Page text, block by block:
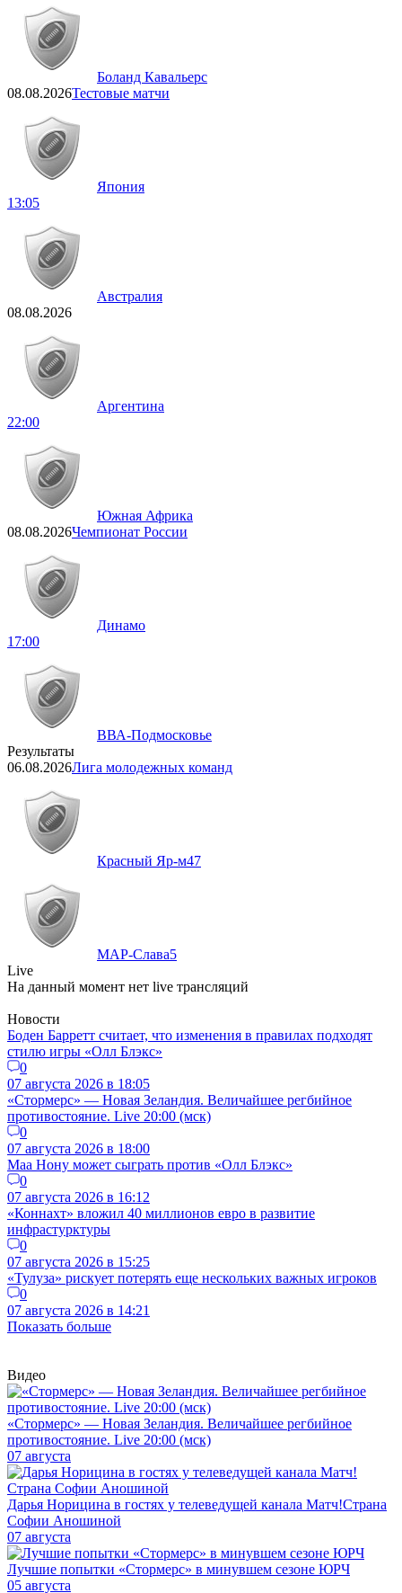
Боланд Кавальерс
08.08.2026Тестовые матчи
Япония
13:05
Австралия
08.08.2026
Аргентина
22:00
Южная Африка
08.08.2026Чемпионат России
Динамо
17:00
ВВА-Подмосковье
Результаты
06.08.2026Лига молодежных команд
Красный Яр-м47
МАР-Слава5
Live
На данный момент нет live трансляций
Новости
Боден Барретт считает, что изменения в правилах подходят
стилю игры «Олл Блэкс»
0
07 августа 2026 в 18:05
«Стормерс» — Новая Зеландия. Величайшее регбийное
противостояние. Live 20:00 (мск)
0
07 августа 2026 в 18:00
Маа Нону может сыграть против «Олл Блэкс»
0
07 августа 2026 в 16:12
«Коннахт» вложил 40 миллионов евро в развитие
инфрастурктуры
0
07 августа 2026 в 15:25
«Тулуза» рискует потерять еще нескольких важных игроков
0
07 августа 2026 в 14:21
Показать больше
Видео
«Стормерс» — Новая Зеландия. Величайшее регбийное
противостояние. Live 20:00 (мск)
07 августа
Дарья Норицина в гостях у телеведущей канала Матч!Страна
Софии Аношиной
07 августа
Лучшие попытки «Стормерс» в минувшем сезоне ЮРЧ
05 августа